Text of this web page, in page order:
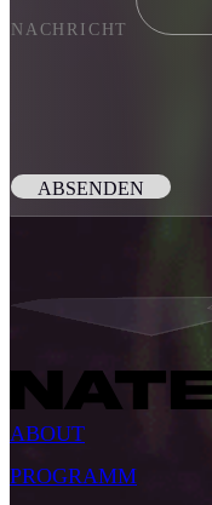
NACHRICHT
ABSENDEN
ABOUT
PROGRAMM